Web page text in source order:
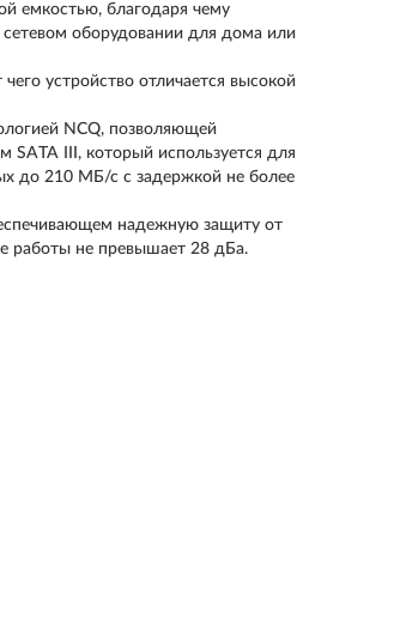
емкостью, благодаря чему
оборудовании для дома или
устройство отличается высокой
NCQ, позволяющей
III, который используется для
до 210 МБ/с с задержкой не более
надежную защиту от
работы не превышает 28 дБа.